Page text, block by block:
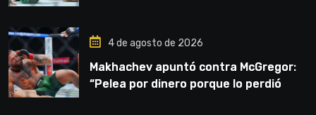
4 de agosto de 2026
Makhachev apuntó contra McGregor:
“Pelea por dinero porque lo perdió